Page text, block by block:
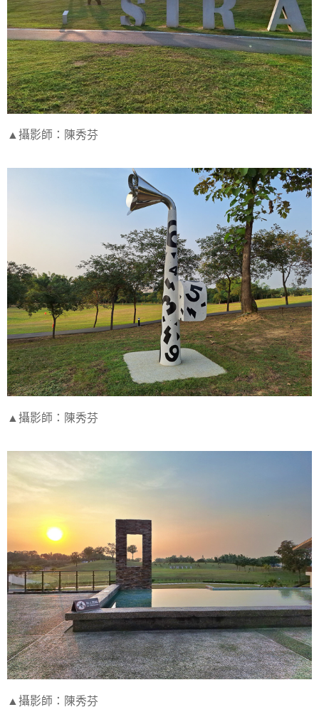
▲攝影師：陳秀芬
▲攝影師：陳秀芬
▲攝影師：陳秀芬